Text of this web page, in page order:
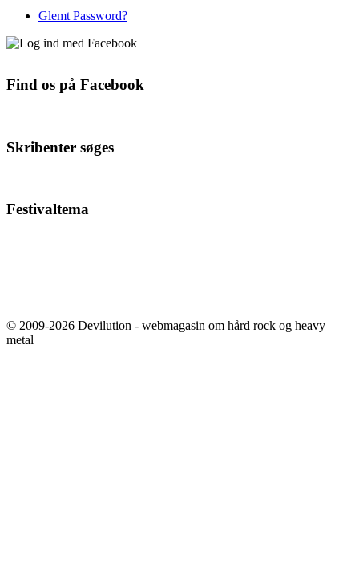
Glemt Password?
Find os på Facebook
Skribenter søges
Festivaltema
© 2009-2026 Devilution - webmagasin om hård rock og heavy
metal